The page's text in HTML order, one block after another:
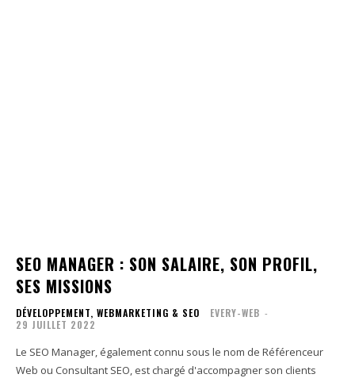
SEO MANAGER : SON SALAIRE, SON PROFIL,
SES MISSIONS
DÉVELOPPEMENT, WEBMARKETING & SEO EVERY-WEB -
29 JUILLET 2022
Le SEO Manager, également connu sous le nom de Référenceur
Web ou Consultant SEO, est chargé d'accompagner son clients